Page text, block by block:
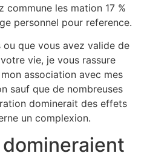
commune les mation 17 %
personnel pour reference.
ou que vous avez valide de
vie, je vous rassure
association avec mes
sauf que de nombreuses
dominerait des effets
un complexion.